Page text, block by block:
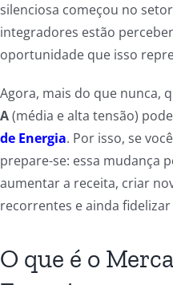
silenciosa começou no
integradores estão
oportunidade que isso
Agora, mais do que nunca,
A(média e alta tensão)
de Energia. Por isso, se
prepare-se: essa mudança
aumentar a receita, criar
recorrentes e ainda
O que é o